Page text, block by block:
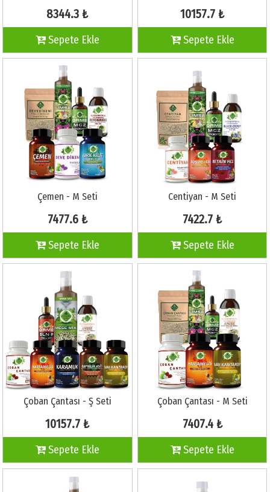
8344.3 ₺
Sepete Ekle
10157.7 ₺
Sepete Ekle
Çemen - M Seti
7477.6 ₺
Sepete Ekle
Centiyan - M Seti
7422.7 ₺
Sepete Ekle
Çoban Çantası - Ş Seti
10157.7 ₺
Sepete Ekle
Çoban Çantası - M Seti
7407.4 ₺
Sepete Ekle